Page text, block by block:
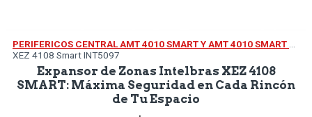
XEZ 4108 Smart INT5097
Expansor de Zonas Intelbras XEZ 4108
SMART: Máxima Seguridad en Cada Rincón
de Tu Espacio